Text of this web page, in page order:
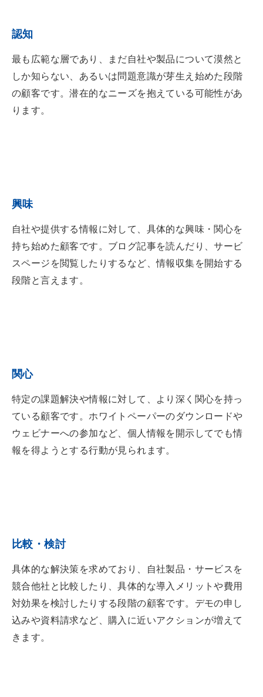
認知
最も広範な層であり、まだ自社や製品について漠然と
しか知らない、あるいは問題意識が芽生え始めた段階
の顧客です。潜在的なニーズを抱えている可能性があ
ります。
興味
自社や提供する情報に対して、具体的な興味・関心を
持ち始めた顧客です。ブログ記事を読んだり、サービ
スページを閲覧したりするなど、情報収集を開始する
段階と言えます。
関心
特定の課題解決や情報に対して、より深く関心を持っ
ている顧客です。ホワイトペーパーのダウンロードや
ウェビナーへの参加など、個人情報を開示してでも情
報を得ようとする行動が見られます。
比較・検討
具体的な解決策を求めており、自社製品・サービスを
競合他社と比較したり、具体的な導入メリットや費用
対効果を検討したりする段階の顧客です。デモの申し
込みや資料請求など、購入に近いアクションが増えて
きます。